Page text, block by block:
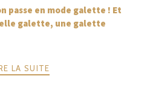
passe en mode galette ! Et
galette, une galette
LA SUITE